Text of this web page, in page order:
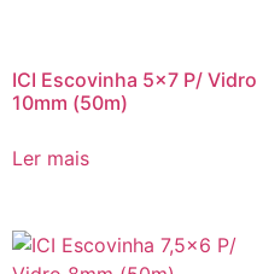
ICI Escovinha 5×7 P/ Vidro
10mm (50m)
Ler mais